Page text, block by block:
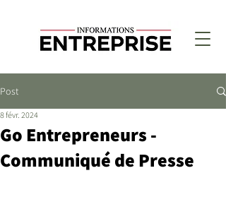
Post
Go Entrepreneurs -
Communiqué de Presse
8 févr. 2024